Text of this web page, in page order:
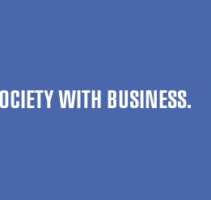
WITH BUSINESS.